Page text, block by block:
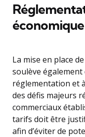
économique
La mise en place
soulève
réglementation et
des défis majeurs
commerciaux
tarifs doit être
afin d’éviter de